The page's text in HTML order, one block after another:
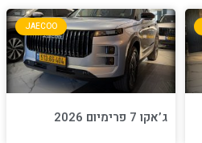
JAECOO